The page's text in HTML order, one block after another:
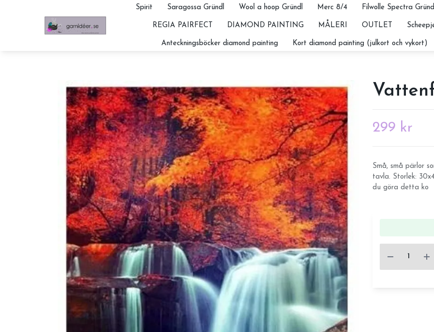
Spirit Saragossa Gründl Wool a hoop Gründl Merc 8/4 Filwolle Spectra Gründl
REGIA PAIRFECT DIAMOND PAINTING MÅLERI OUTLET
Anteckningsböcker diamond painting Kort diamond painting (julkort och vykort)
299 kr
Små, små pärlor
tavla. Storlek:
du göra detta ko